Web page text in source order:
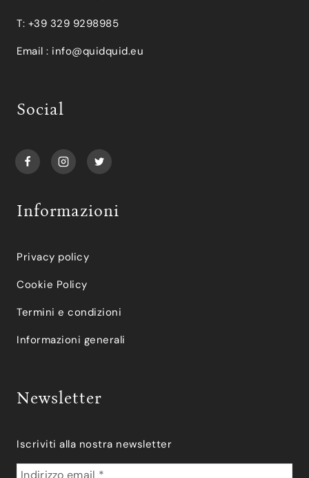
T: +39 329 9298985
Email : info@quidquid.eu
Social
Informazioni
Privacy policy
Cookie Policy
Termini e condizioni
Informazioni generali
Newsletter
Iscriviti alla nostra newsletter